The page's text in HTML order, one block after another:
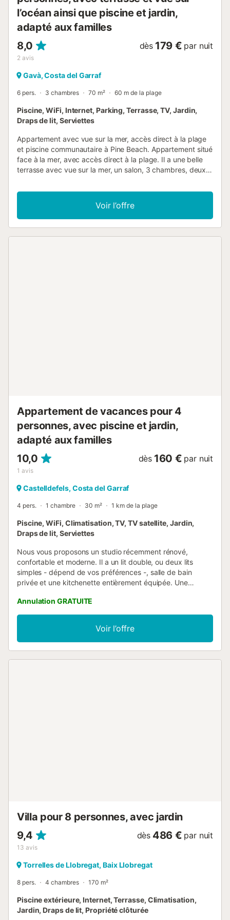
l’océan ainsi que piscine et jardin,
adapté aux familles
8,0
2 avis
dès 179 € par nuit
Gavà, Costa del Garraf
6 pers. 3 chambres 70 m² 60 m de la plage
Piscine, WiFi, Internet, Parking, Terrasse, TV, Jardin,
Draps de lit, Serviettes
Appartement avec vue sur la mer, accès direct à la plage
et piscine communautaire à Pine Beach. Appartement situé
face à la mer, avec accès direct à la plage. Il a une belle
terrasse avec vue sur la mer, un salon, 3 chambres, deux
fantastique piscine communautaire. Capacité d'accueil
jusqu'à 6 personnes - 2 chambres avec lit double. - 1
chambre avec 2 lits simples. >>>Message important pour
les groupes de 28 ans et moins! N’UTILISEZ PAS L’OPTION
Voir l’offre
Appartement de vacances pour 4
personnes, avec piscine et jardin,
adapté aux familles
10,0
1 avis
dès 160 € par nuit
Castelldefels, Costa del Garraf
4 pers. 1 chambre 30 m² 1 km de la plage
Piscine, WiFi, Climatisation, TV, TV satellite, Jardin,
Draps de lit, Serviettes
Nous vous proposons un studio récemment rénové,
confortable et moderne. Il a un lit double, ou deux lits
simples - dépend de vos préférences -, salle de bain
privée et une kitchenette entièrement équipée. Une
permettent de vous sentir à l'aise, que ce soit lors d'un
voyage d'affaires ou de vacances reposantes. Vous allez
adorer l'emplacement - quartier très calme -, à seulement
15 minutes à pied de la belle plage de Castelldefels et à
seulement 7 minutes de la gare. Venez et profitez de votre
Annulation GRATUITE
Voir l’offre
Villa pour 8 personnes, avec jardin
9,4
13 avis
dès 486 € par nuit
Torrelles de Llobregat, Baix Llobregat
8 pers. 4 chambres 170 m²
Piscine extérieure, Internet, Terrasse, Climatisation,
Jardin, Draps de lit, Propriété clôturée